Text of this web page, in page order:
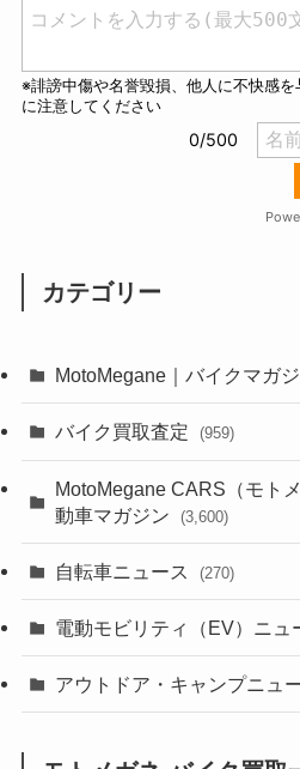
カテゴリー
MotoMegane｜バイクマガ
(44)
(637)
(118)
(60)
(252)
(38) (249)
(306)
(6,953)
(1,226)
バイク買取査定 (959)
MotoMegane CARS（モト
動車マガジン
(3,600)
(185)
自転車ニュース (270)
(54)
(211)
電動モビリティ（EV）ニュ
アウトドア・キャンプニュ